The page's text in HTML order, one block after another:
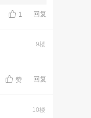
1 回复
9楼
赞 回复
10楼